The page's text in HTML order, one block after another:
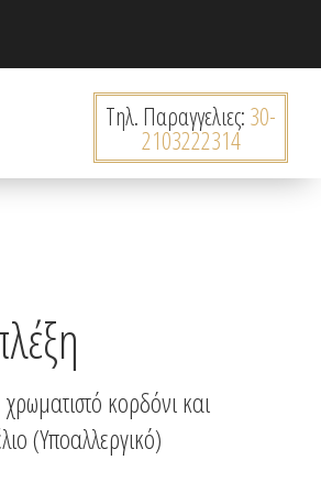
Tηλ. Παραγγελιες: 30-
2103222314
κορδόνι και
(Υποαλλεργικό)
Cookie banner για το GDPR